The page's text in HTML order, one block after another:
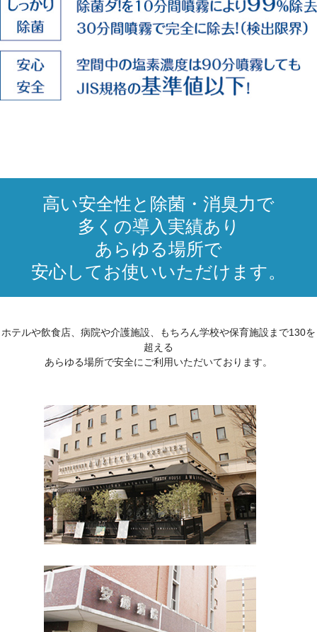
高い安全性と除菌・消臭力で
多くの導入実績あり
あらゆる場所で
安心してお使いいただけます。
ホテルや飲食店、病院や介護施設、もちろん学校や保育施設まで130を
超える
あらゆる場所で安全にご利用いただいております。